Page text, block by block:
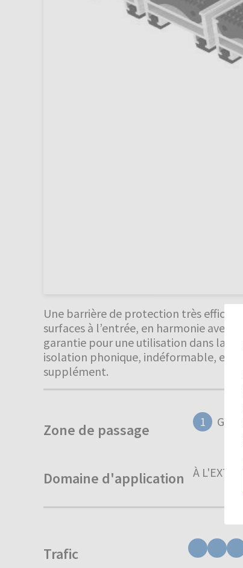
Une barrière de protection très
surfaces à l’entrée, en harmonie avec
garantie pour une utilisation dans la
isolation phonique, indéformable,
supplément.
Zone de passage 1
Domaine d'application À
Trafic